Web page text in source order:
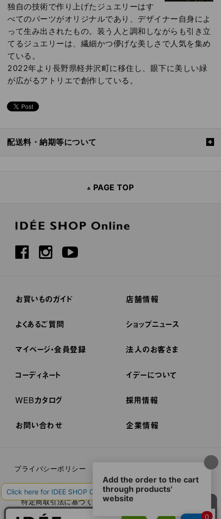
独自の技術で作り上げたジュエリーはす
べてのパーツがオリジナルであり、デザイナー自身によ
って生み出されたもの。装う人と調和しながらも引き立
てるジュエリーは、繊細かつ儚げな美しさで人気を集め
ている。
2022年より長野県軽井沢町に移住し、眼下に美しい緑
が広がるアトリエで創作している。
配送料・納期等について
PAGE TOP
お買いものガイド
よくあるご質問
マイページ・会員登録
コーディネート
WEBカタログ
お問い合わせ
店舗情報
ショップニュース
法人のお客さま
イデーについて
採用情報
企業情報
プライバシーポリシー
ご利用規約
cookieについて
セキュリティーについて
特定商取引法に基づく表示
古物営業法に基づく表示